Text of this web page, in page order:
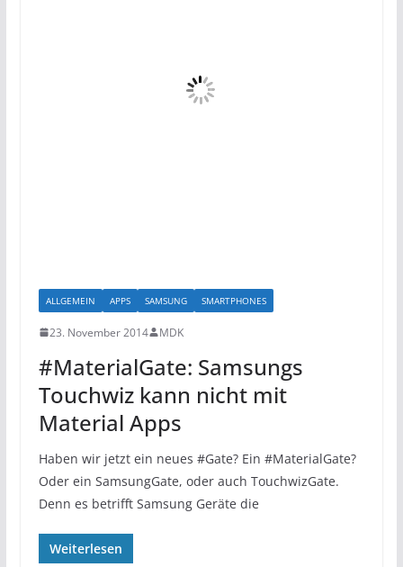
ALLGEMEIN APPS SAMSUNG SMARTPHONES
23. November 2014 MDK
#MaterialGate: Samsungs
Touchwiz kann nicht mit
Material Apps
Haben wir jetzt ein neues #Gate? Ein #MaterialGate?
Oder ein SamsungGate, oder auch TouchwizGate.
Denn es betrifft Samsung Geräte die
Weiterlesen